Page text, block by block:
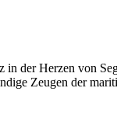
der Herzen von
Zeugen der